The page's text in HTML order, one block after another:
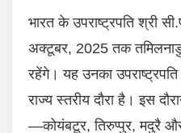
भारत के उपराष्ट्रपति श्री
अक्टूबर, 2025 तक तमिलनाडु
रहेंगे। यह उनका
राज्य स्तरीय दौरा है। इस
—कोयंबटूर, तिरुप्पुर, मदुरै